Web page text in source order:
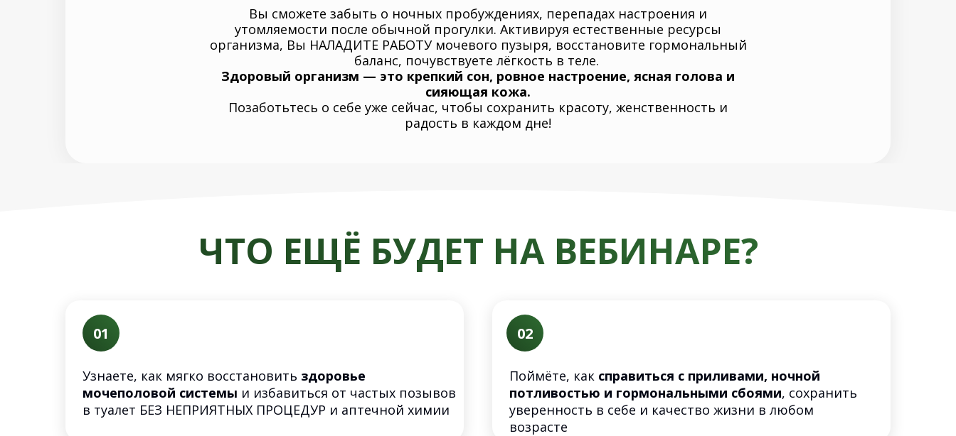
Вы сможете забыть о ночных пробуждениях, перепадах настроения и
утомляемости после обычной прогулки. Активируя естественные ресурсы
организма, Вы НАЛАДИТЕ РАБОТУ мочевого пузыря, восстановите гормональный
баланс, почувствуете лёгкость в теле.
Здоровый организм — это крепкий сон, ровное настроение, ясная голова и
сияющая кожа.
Позаботьтесь о себе уже сейчас, чтобы сохранить красоту, женственность и
радость в каждом дне!
Узнаете, как мягко восстановить здоровье
мочеполовой системы и избавиться от частых позывов
в туалет БЕЗ НЕПРИЯТНЫХ ПРОЦЕДУР и аптечной химии
ЧТО ЕЩЁ БУДЕТ НА ВЕБИНАРЕ?
Поймёте, как справиться с приливами, ночной
потливостью и гормональными сбоями, сохранить
уверенность в себе и качество жизни в любом
возрасте
02
01